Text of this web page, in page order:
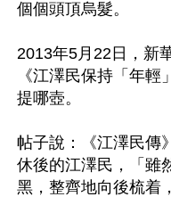
個個頭頂烏髮。
2013年5月22日，新
《江澤民保持「年
提哪壺。
帖子說：《江澤民傳
休後的江澤民，「雖
黑，整齊地向後梳着